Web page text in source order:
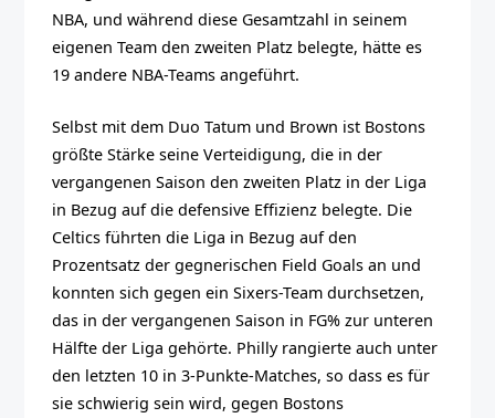
NBA, und während diese Gesamtzahl in seinem
eigenen Team den zweiten Platz belegte, hätte es
19 andere NBA-Teams angeführt.
Selbst mit dem Duo Tatum und Brown ist Bostons
größte Stärke seine Verteidigung, die in der
vergangenen Saison den zweiten Platz in der Liga
in Bezug auf die defensive Effizienz belegte. Die
Celtics führten die Liga in Bezug auf den
Prozentsatz der gegnerischen Field Goals an und
konnten sich gegen ein Sixers-Team durchsetzen,
das in der vergangenen Saison in FG% zur unteren
Hälfte der Liga gehörte. Philly rangierte auch unter
den letzten 10 in 3-Punkte-Matches, so dass es für
sie schwierig sein wird, gegen Bostons